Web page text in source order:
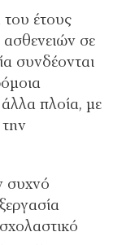
έτους
σε
συνδέονται
άλλα πλοία, με
συχνό